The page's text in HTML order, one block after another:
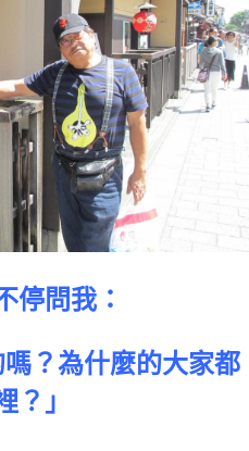
停問我：
嗎？為什麼的大家都
？」